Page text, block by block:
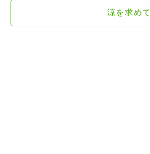
涼を求めて